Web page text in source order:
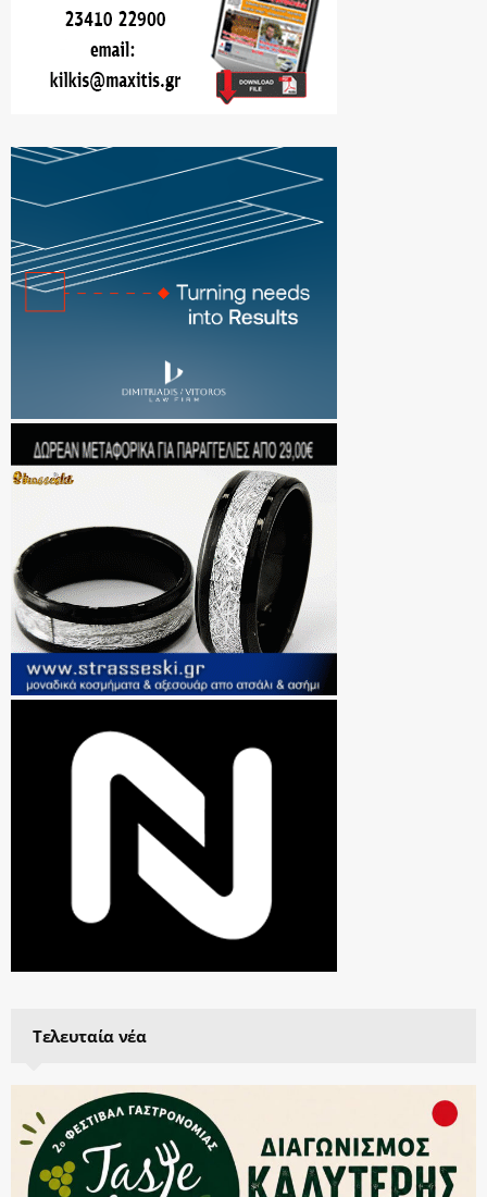
Τελευταία νέα